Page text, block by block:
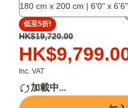
太
空
零
感
床
2.0
護
套
尺
寸
配
1
個
頭，
其
余
180 cm x 200 cm | 6'0" x
低至5折!
原
價
HK$19,720.00
HK$19,720.00
價
格
HK$9,799.00
Inc. VAT
加載中...